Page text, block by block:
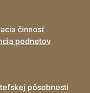
činnosť
podnetov
pôsobnosti